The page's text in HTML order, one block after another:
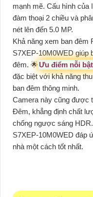
mạnh mẽ. Cấu hình của
đàm thoại 2 chiều và
nét lên đến 5.0 MP.
Khả năng xem ban đêm
S7XEP-10M0WED giúp
đêm. 🌟 Ưu điểm nỗi
đặc biệt với khả năng
ban đêm thông minh.
Camera này cũng được
Ðêm, khẳng định chất
chống ngược sáng
S7XEP-10M0WED đáp
nhà một cách tốt nhất.